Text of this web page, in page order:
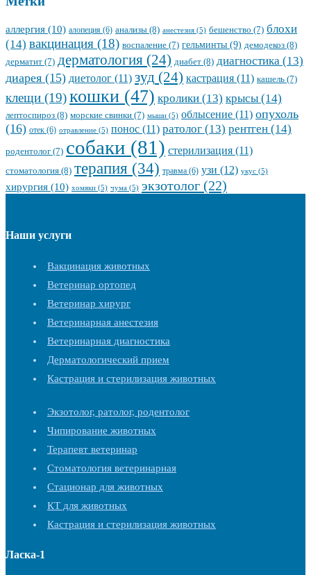
аллергия (10) алопеция (6) анализы (8) анестезия (5) бешенство (7) блохи
(14) вакцинация (18) воспаление (7) гельминты (9) демодекоз (8)
дерматит (7) дерматология (24) диабет (8) диагностика (13)
диарея (15) диетолог (11) зуд (24) кастрация (11) кашель (7)
клещи (19)кошки (47) кролики (13) крысы (14)
лептоспироз (8) морские свинки (7) мыши (5) облысение (11) опухоль
(16) отек (6) отравление (5) понос (11) ратолог (13) рентген (14)
родентолог (7) собаки (81) стерилизация (11)
стоматология (8) терапия (34) травма (6) узи (12) укус (5)
хирургия (10) хомяки (5) чума (5) экзотолог (22)
Наши услуги
Вакцинация животных
Ветеринар ортопед
Ветеринар хирург
Ветеринарная анестезия
Ветеринарная диагностика
Дерматологический прием
Кастрация и стерилизация животных
Экзотолог, ратолог, родентолог
Чипирование животных
Терапевт ветеринар
Стоматология ветеринарная
Стационар для животных
КТ для животных
Кастрация и стерилизация животных
Ласка-1